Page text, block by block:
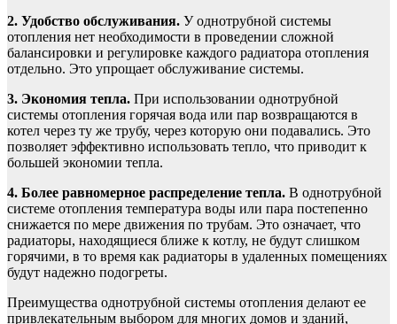
2. Удобство обслуживания. У однотрубной системы
отопления нет необходимости в проведении сложной
балансировки и регулировке каждого радиатора отопления
отдельно. Это упрощает обслуживание системы.
3. Экономия тепла. При использовании однотрубной
системы отопления горячая вода или пар возвращаются в
котел через ту же трубу, через которую они подавались. Это
позволяет эффективно использовать тепло, что приводит к
большей экономии тепла.
4. Более равномерное распределение тепла. В однотрубной
системе отопления температура воды или пара постепенно
снижается по мере движения по трубам. Это означает, что
радиаторы, находящиеся ближе к котлу, не будут слишком
горячими, в то время как радиаторы в удаленных помещениях
будут надежно подогреты.
Преимущества однотрубной системы отопления делают ее
привлекательным выбором для многих домов и зданий,